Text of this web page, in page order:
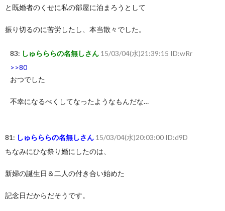
と既婚者のくせに私の部屋に泊まろうとして
振り切るのに苦労したし、本当散々でした。
83: しゅらららの名無しさん 15/03/04(水)21:39:15 ID:wRr
>>80
おつでした
不幸になるべくしてなったようなもんだな…
81: しゅらららの名無しさん 15/03/04(水)20:03:00 ID:d9D
ちなみにひな祭り婚にしたのは、
新婦の誕生日＆二人の付き合い始めた
記念日だからだそうです。